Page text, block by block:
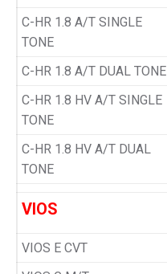
C-HR 1.8 A/T SINGLE
TONE
C-HR 1.8 A/T DUAL TONE
C-HR 1.8 HV A/T SINGLE
TONE
C-HR 1.8 HV A/T DUAL
TONE
VIOS
VIOS E CVT